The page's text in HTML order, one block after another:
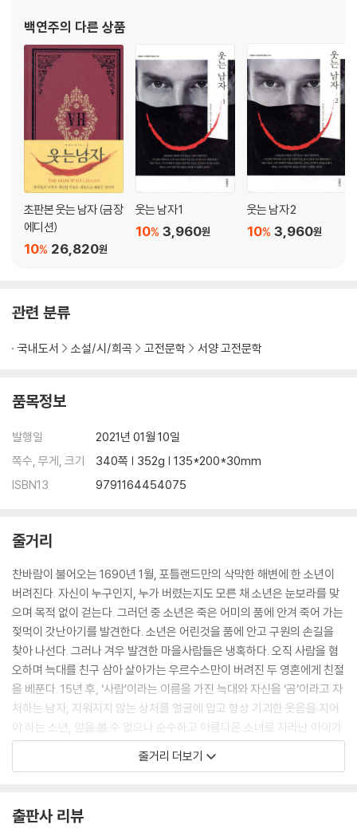
백연주의 다른 상품
초판본 웃는 남자 (금장
에디션)
26,820원
10%
웃는 남자 1
3,960원
10%
웃는 남자 2
3,960원
10%
관련 분류
국내도서 소설/시/희곡 고전문학 서양 고전문학
품목정보
발행일
2021년 01월 10일
쪽수, 무게, 크기
340쪽 | 352g | 135*200*30mm
ISBN13
9791164454075
줄거리
찬바람이 불어오는 1690년 1월, 포틀랜드만의 삭막한 해변에 한 소년이
버려진다. 자신이 누구인지, 누가 버렸는지도 모른 채 소년은 눈보라를 맞
으며 목적 없이 걷는다. 그러던 중 소년은 죽은 어미의 품에 안겨 죽어 가는
젖먹이 갓난아기를 발견한다. 소년은 어린것을 품에 안고 구원의 손길을
찾아 나선다. 그러나 겨우 발견한 마을사람들은 냉혹하다. 오직 사람을 혐
오하며 늑대를 친구 삼아 살아가는 우르수스만이 버려진 두 영혼에게 친절
을 베푼다. 15년 후, ‘사람’이라는 이름을 가진 늑대와 자신을 ‘곰’이라고 자
처하는 남자, 지워지지 않는 상처를 얼굴에 입고 항상 기괴한 웃음을 지어
야 하는 소년, 앞을 볼 수 없으나 순수하고 아름다운 소녀로 자라난 아이가
서로를 의지하며 산다. 웃는 남자는 그윈플렌이요, 앞을 보지 못하는 여자
줄거리 더보기
출판사 리뷰